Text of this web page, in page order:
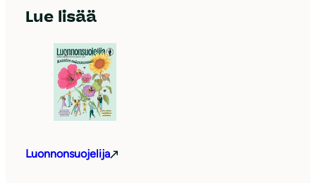
Lue lisää
Luonnonsuojelija